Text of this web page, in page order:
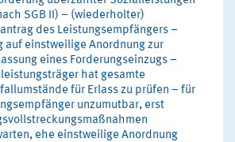
SGB II) – (wiederholter)
des Leistungsempfängers –
auf einstweilige Anordnung zur
eines Forderungseinzugs –
hat gesamte
für Erlass zu prüfen – für
unzumutbar, erst
ehe einstweilige Anordnung